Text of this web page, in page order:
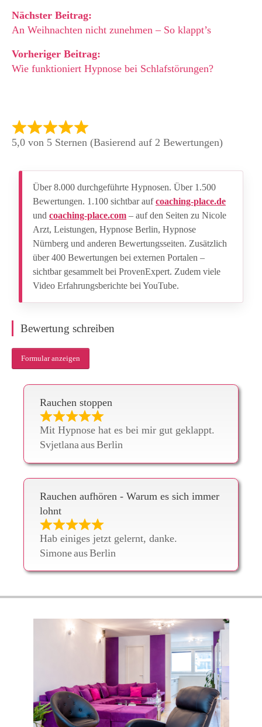
Vorheriger Beitrag:
Wie funktioniert Hypnose bei Schlafstörungen?
Nächster Beitrag:
An Weihnachten nicht zunehmen – So klappt’s
5,0 von 5 Sternen (Basierend auf 2 Bewertungen)
Über 8.000 durchgeführte Hypnosen. Über 1.500
Bewertungen. 1.100 sichtbar aufcoaching-place.de
und coaching-place.com – auf den Seiten zu Nicole
Arzt, Leistungen, Hypnose Berlin, Hypnose
Nürnberg und anderen Bewertungsseiten. Zusätzlich
über 400 Bewertungen bei externen Portalen –
sichtbar gesammelt bei ProvenExpert. Zudem viele
Video Erfahrungsberichte bei YouTube.
Bewertung schreiben
Formular anzeigen
Rauchen stoppen
Mit Hypnose hat es bei mir gut geklappt.
SvjetlanaausBerlin
Rauchen aufhören - Warum es sich immer
lohnt
Hab einiges jetzt gelernt, danke.
SimoneausBerlin